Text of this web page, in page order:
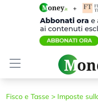
Fisco e Tasse > Imposte